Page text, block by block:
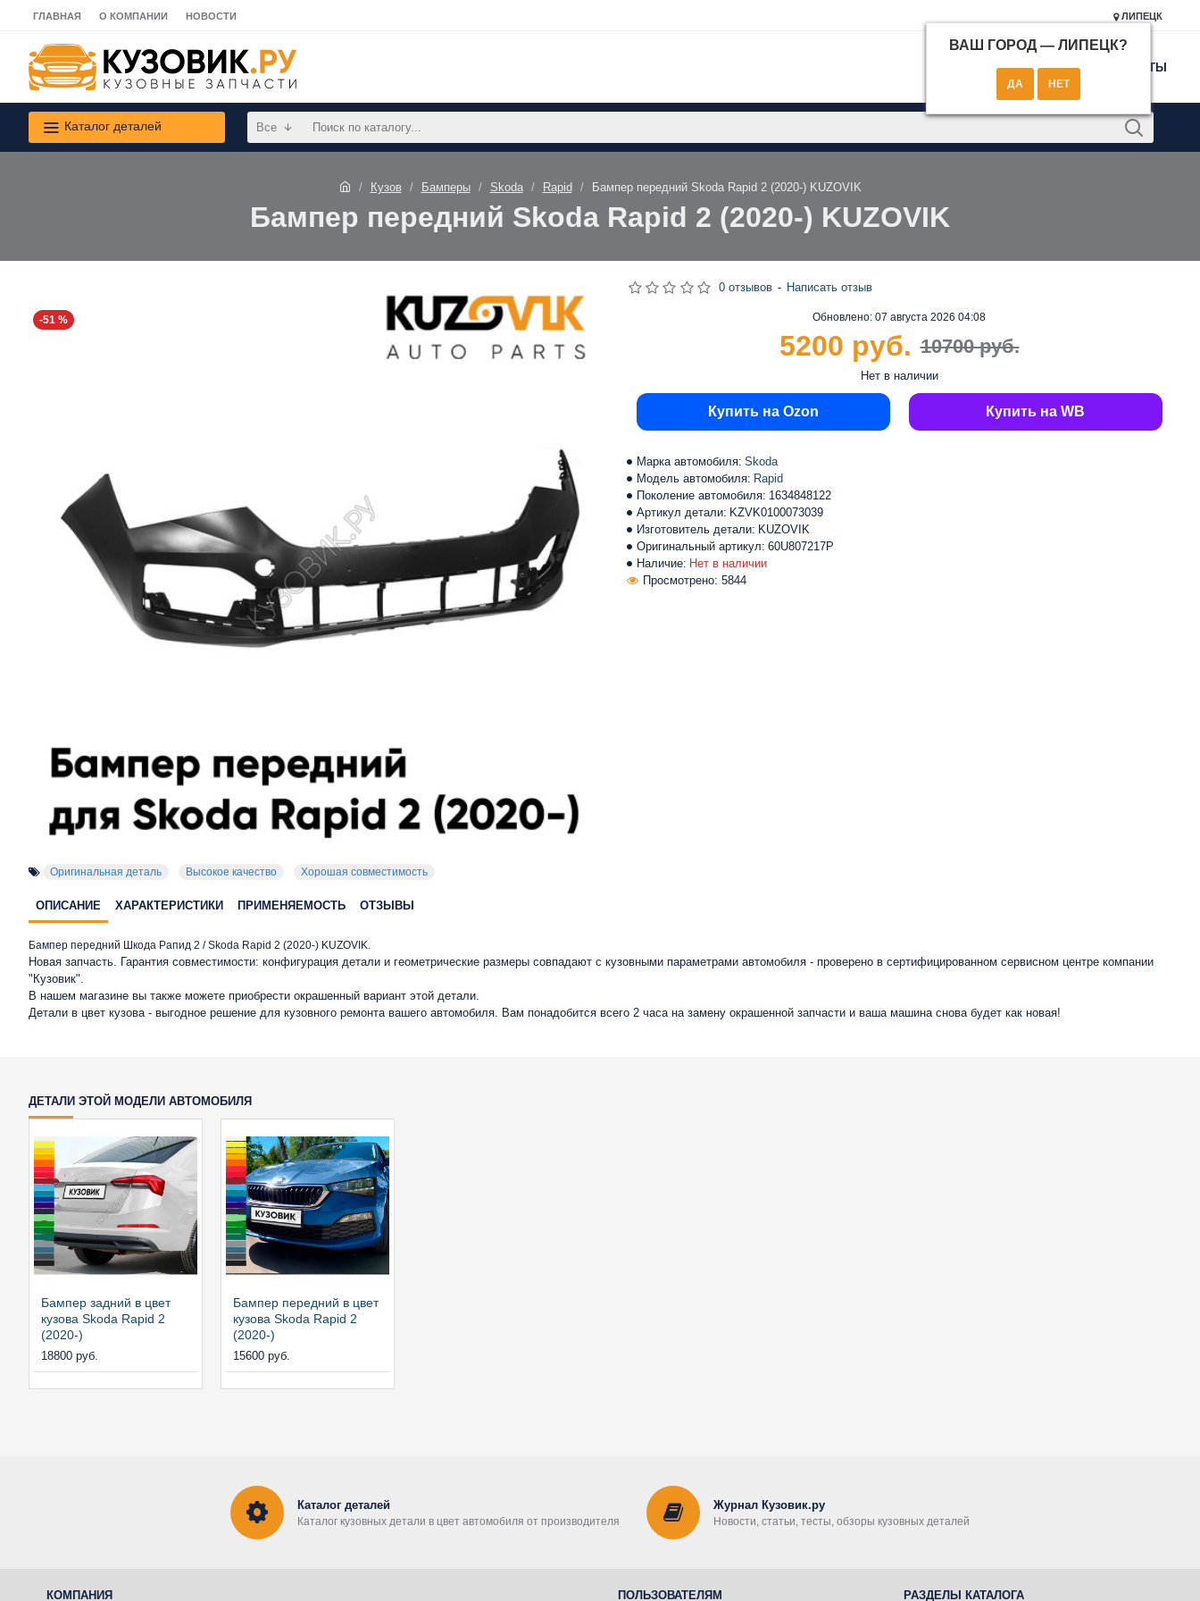
ГЛАВНАЯ О КОМПАНИИ НОВОСТИ ЛИПЕЦК
ВАШ ГОРОД — ЛИПЕЦК?
КОНТАКТЫ
Каталог деталей Все
Кузов Бамперы Skoda Rapid Бампер передний Skoda Rapid 2 (2020-) KUZOVIK
Бампер передний Skoda Rapid 2 (2020-) KUZOVIK
-51 %
Оригинальная деталь Высокое качество Хорошая совместимость
Наличие: Нет в наличии
Марка автомобиля: Skoda
Модель автомобиля: Rapid
Поколение автомобиля: 1634848122
Артикул детали: KZVK0100073039
Изготовитель детали: KUZOVIK
Оригинальный артикул: 60U807217P
Просмотрено: 5844
Обновлено: 07 августа 2026 04:08
Нет в наличии
0 отзывов - Написать отзыв
10700 руб.
5200 руб.
Купить на Ozon Купить на WB
ОПИСАНИЕ ХАРАКТЕРИСТИКИ ПРИМЕНЯЕМОСТЬ ОТЗЫВЫ
Бампер передний Шкода Рапид 2 / Skoda Rapid 2 (2020-) KUZOVIK.
Новая запчасть. Гарантия совместимости: конфигурация детали и геометрические размеры совпадают с кузовными параметрами автомобиля - проверено в сертифицированном сервисном центре компании
"Кузовик".
В нашем магазине вы также можете приобрести окрашенный вариант этой детали.
Детали в цвет кузова - выгодное решение для кузовного ремонта вашего автомобиля. Вам понадобится всего 2 часа на замену окрашенной запчасти и ваша машина снова будет как новая!
ДЕТАЛИ ЭТОЙ МОДЕЛИ АВТОМОБИЛЯ
Бампер задний в цвет
кузова Skoda Rapid 2
(2020-)
18800 руб.
Бампер передний в цвет
кузова Skoda Rapid 2
(2020-)
15600 руб.
Каталог деталей
Каталог кузовных детали в цвет автомобиля от производителя
Журнал Кузовик.ру
Новости, статьи, тесты, обзоры кузовных деталей
КОМПАНИЯ ПОЛЬЗОВАТЕЛЯМ РАЗДЕЛЫ КАТАЛОГА